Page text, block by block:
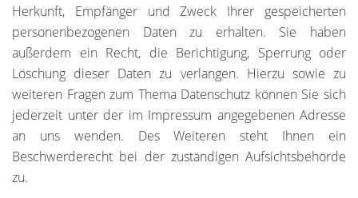
Herkunft, Empfänger und Zweck Ihrer gespeicherten
personenbezogenen Daten zu erhalten. Sie haben
außerdem ein Recht, die Berichtigung, Sperrung oder
Löschung dieser Daten zu verlangen. Hierzu sowie zu
weiteren Fragen zum Thema Datenschutz können Sie sich
jederzeit unter der im Impressum angegebenen Adresse
an uns wenden. Des Weiteren steht Ihnen ein
Beschwerderecht bei der zuständigen Aufsichtsbehörde
zu.